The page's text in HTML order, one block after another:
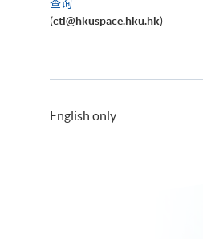
查询
(ctl@hkuspace.hku.hk)
English only